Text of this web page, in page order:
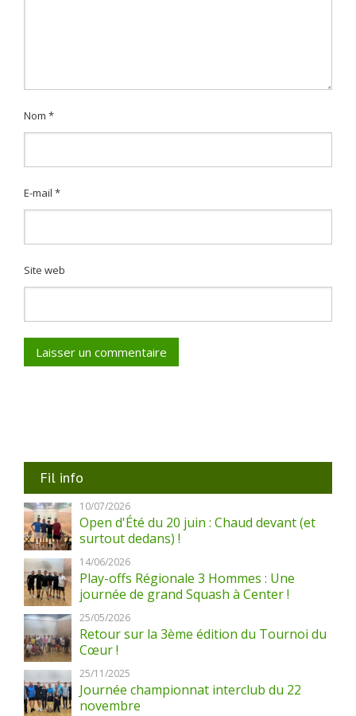
Nom *
E-mail *
Site web
Fil info
10/07/2026
Open d'Été du 20 juin : Chaud devant (et
surtout dedans) !
14/06/2026
Play-offs Régionale 3 Hommes : Une
journée de grand Squash à Center !
25/05/2026
Retour sur la 3ème édition du Tournoi du
Cœur !
25/11/2025
Journée championnat interclub du 22
novembre